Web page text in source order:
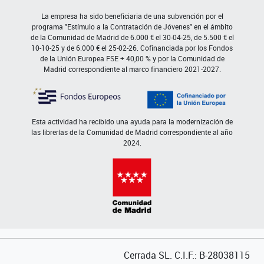
La empresa ha sido beneficiaria de una subvención por el
programa "Estímulo a la Contratación de Jóvenes" en el ámbito
de la Comunidad de Madrid de 6.000 € el 30-04-25, de 5.500 € el
10-10-25 y de 6.000 € el 25-02-26. Cofinanciada por los Fondos
de la Unión Europea FSE + 40,00 % y por la Comunidad de
Madrid correspondiente al marco financiero 2021-2027.
Esta actividad ha recibido una ayuda para la modernización de
las librerías de la Comunidad de Madrid correspondiente al año
2024.
Cerrada SL. C.I.F.: B-28038115